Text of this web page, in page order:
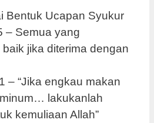
Bentuk Ucapan Syukur
– Semua yang
jika diterima dengan
– “Jika engkau makan
lakukanlah
kemuliaan Allah”